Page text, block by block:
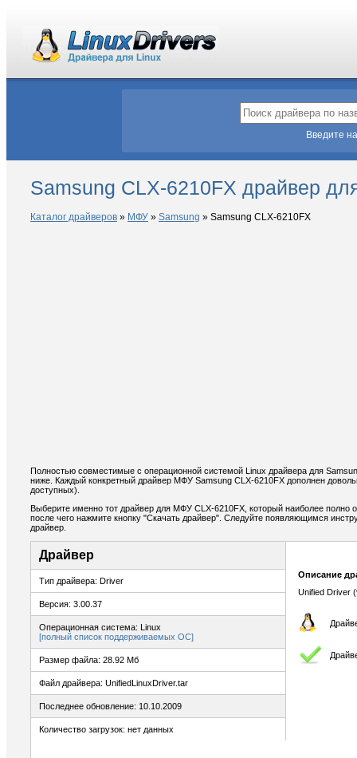
Введите
Samsung CLX-6210FX драйвер
Каталог драйверов » МФУ » Samsung » Samsung CLX-6210FX
Полностью совместимые с операционной системой Linux драйвера для
ниже. Каждый конкретный драйвер МФУ Samsung CLX-6210FX дополнен
доступных).
Выберите именно тот драйвер для МФУ CLX-6210FX, который наиболее полно
после чего нажмите кнопку "Скачать драйвер". Следуйте появляющимся
драйвер.
Драйвер
Тип драйвера: Driver
Версия: 3.00.37
Операционная система: Linux
[полный список поддерживаемых ОС]
Размер файла: 28.92 Мб
Файл драйвера: UnifiedLinuxDriver.tar
Последнее обновление: 10.10.2009
Количество загрузок: нет данных
Описание
Unified Driver